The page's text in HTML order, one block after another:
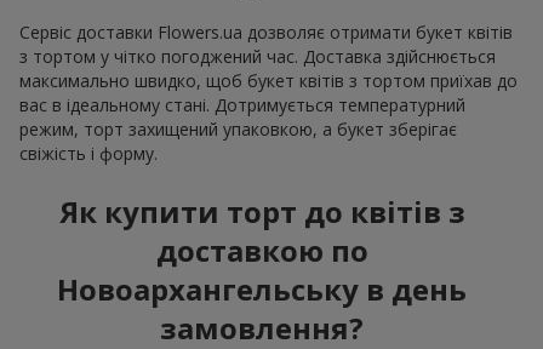
Сервіс доставки Flowers.ua дозволяє отримати букет квітів
з тортом у чітко погоджений час. Доставка здійснюється
максимально швидко, щоб букет квітів з тортом приїхав до
вас в ідеальному стані. Дотримується температурний
режим, торт захищений упаковкою, а букет зберігає
свіжість і форму.
Як купити торт до квітів з
доставкою по
Новоархангельську в день
замовлення?